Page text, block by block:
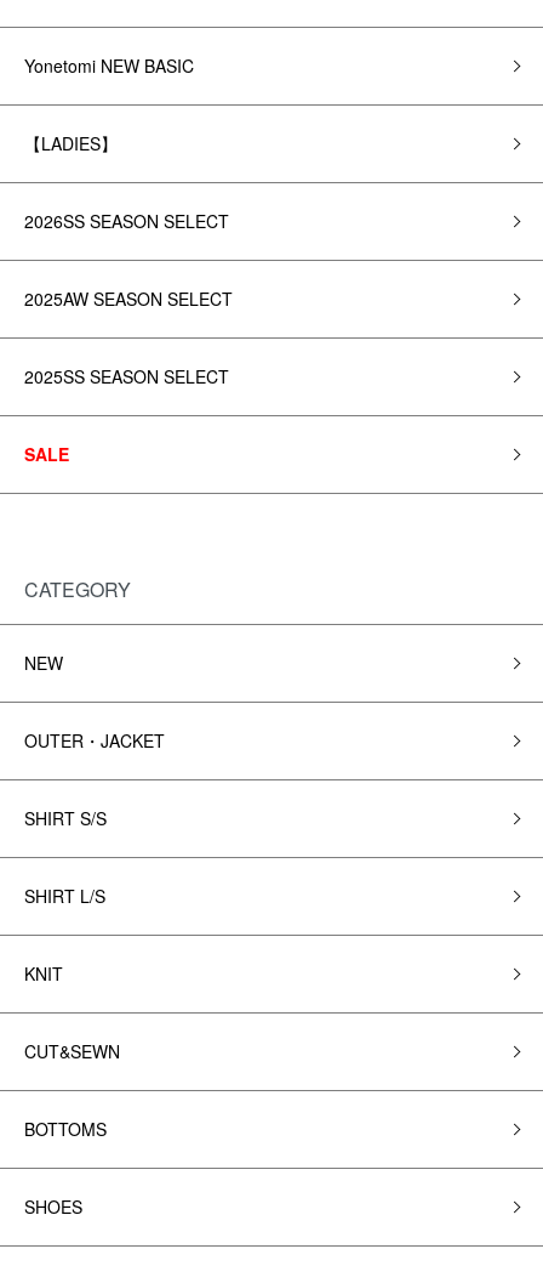
Yonetomi NEW BASIC
【LADIES】
2026SS SEASON SELECT
2025AW SEASON SELECT
2025SS SEASON SELECT
SALE
CATEGORY
NEW
OUTER・JACKET
SHIRT S/S
SHIRT L/S
KNIT
CUT&SEWN
BOTTOMS
SHOES